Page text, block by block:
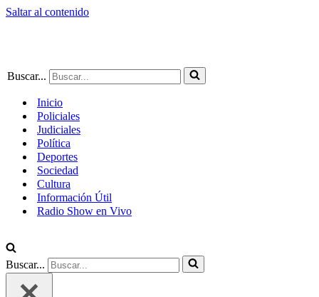
Saltar al contenido
Buscar...
Inicio
Policiales
Judiciales
Política
Deportes
Sociedad
Cultura
Información Útil
Radio Show en Vivo
Buscar...